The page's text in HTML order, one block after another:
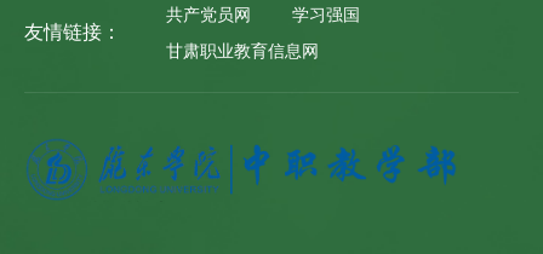
友情链接：
共产党员网
学习强国
甘肃职业教育信息网